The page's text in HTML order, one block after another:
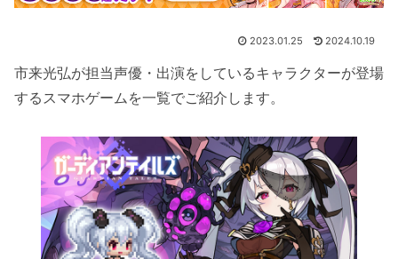
2023.01.25 2024.10.19
市来光弘が担当声優・出演をしているキャラクターが登場
するスマホゲームを一覧でご紹介します。